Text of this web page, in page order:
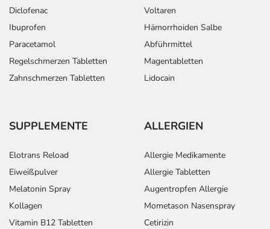
Diclofenac
Ibuprofen
Paracetamol
Regelschmerzen Tabletten
Zahnschmerzen Tabletten
Voltaren
Hämorrhoiden Salbe
Abführmittel
Magentabletten
Lidocain
SUPPLEMENTE
Elotrans Reload
Eiweißpulver
Melatonin Spray
Kollagen
Vitamin B12 Tabletten
ALLERGIEN
Allergie Medikamente
Allergie Tabletten
Augentropfen Allergie
Mometason Nasenspray
Cetirizin